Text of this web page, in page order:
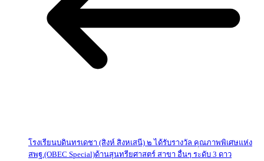
โรงเรียนบดินทรเดชา (สิงห์ สิงหเสนี) ๒ ได้รับรางวัล คุณภาพพิเศษแห่ง
สพฐ.(OBEC Special)ด้านสุนทรียศาสตร์ สาขา อื่นๆ ระดับ 3 ดาว